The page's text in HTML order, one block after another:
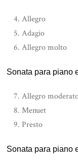
Allegro
Adagio
Allegro molto
Sonata para piano
Allegro
Menuet
Presto
Sonata para piano